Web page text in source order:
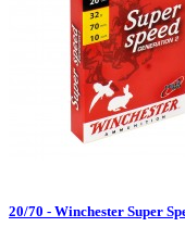
20/70 - Winchester Super